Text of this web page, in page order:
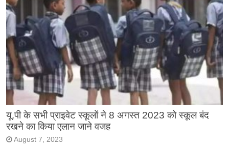
यू.पी के सभी प्राइवेट स्कूलों ने 8 अगस्त 2023 को स्कूल बंद
रखने का किया एलान जाने वजह
August 7, 2023